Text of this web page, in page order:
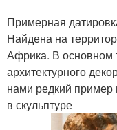
Примерная
Найдена на
Африка. В основном
архитектурного
нами редкий пример
в скульптуре